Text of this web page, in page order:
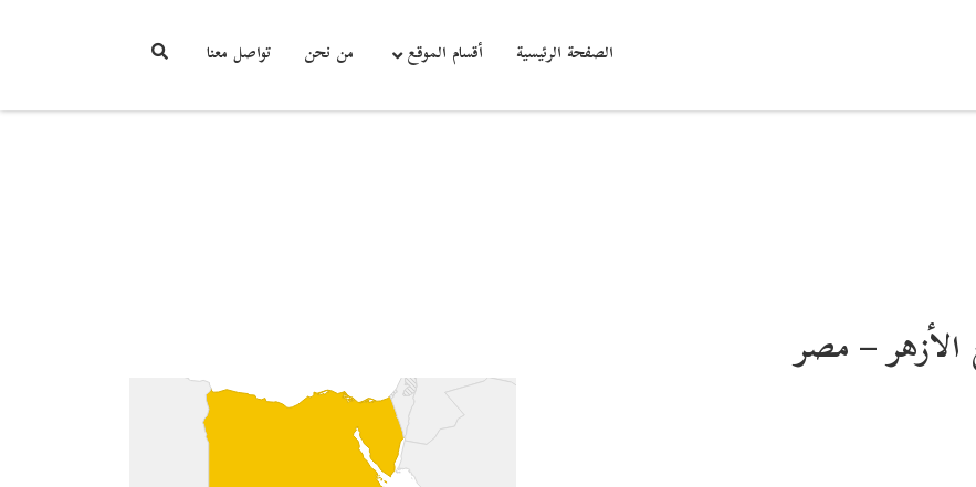
الصفحة الرئيسية أقسام الموقع من نحن تواصل معنا
– مصر